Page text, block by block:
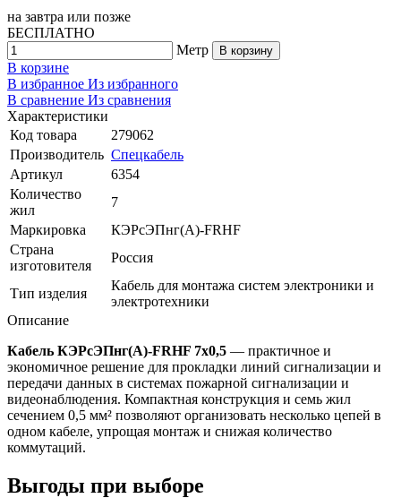
на завтра или позже
БЕСПЛАТНО
Метр
В корзину
В корзине
В избранное Из избранного
В сравнение Из сравнения
Характеристики
Код товара
279062
Производитель Спецкабель
Артикул
6354
Количество
жил
7
Маркировка
КЭРсЭПнг(А)-FRHF
Страна
изготовителя
Россия
Тип изделия
Кабель для монтажа систем электроники и
электротехники
Описание
Кабель КЭРсЭПнг(А)-FRHF 7х0,5 — практичное и
экономичное решение для прокладки линий сигнализации и
передачи данных в системах пожарной сигнализации и
видеонаблюдения. Компактная конструкция и семь жил
сечением 0,5 мм² позволяют организовать несколько цепей в
одном кабеле, упрощая монтаж и снижая количество
коммутаций.
Выгоды при выборе